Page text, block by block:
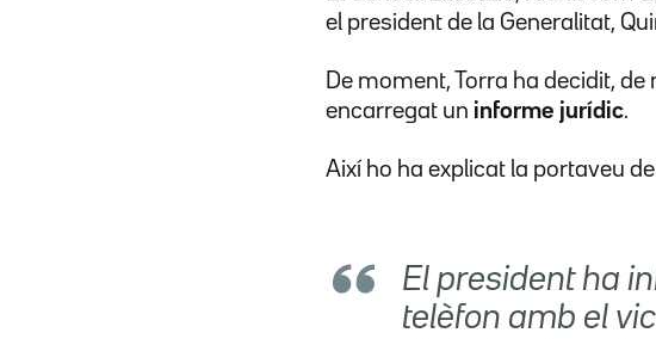
el president de la Generalitat,
De moment, Torra ha decidit, de
encarregat un informe jurídic.
Així ho ha explicat la portaveu
El president ha
telèfon amb el